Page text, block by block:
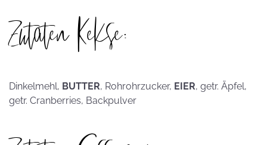
Zutaten Kekse:
Dinkelmehl, BUTTER, Rohrohrzucker, EIER, getr. Äpfel,
getr. Cranberries, Backpulver